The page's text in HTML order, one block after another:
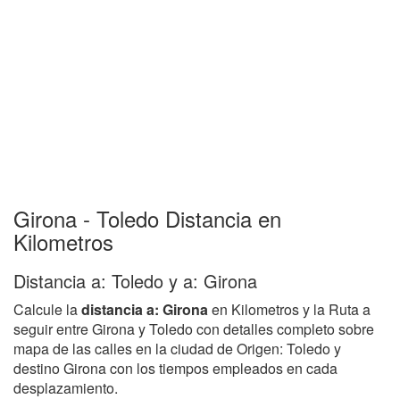
Girona - Toledo Distancia en
Kilometros
Distancia a: Toledo y a: Girona
Calcule ladistancia a: Gironaen Kilometros y la Ruta a
seguir entre Girona y Toledo con detalles completo sobre
mapa de las calles en la ciudad de Origen: Toledo y
destino Girona con los tiempos empleados en cada
desplazamiento.